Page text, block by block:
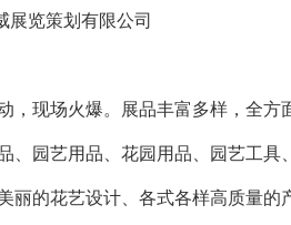
览策划有限公司
，现场火爆。展品丰富多样，全方
、园艺用品、花园用品、园艺工具
的花艺设计、各式各样高质量的